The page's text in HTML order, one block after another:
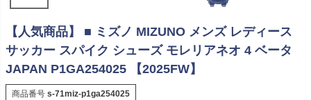
【人気商品】 ■ ミズノ MIZUNO メンズ レディース
サッカー スパイク シューズ モレリアネオ 4 ベータ
JAPAN P1GA254025 【2025FW】
商品番号 s-71miz-p1ga254025